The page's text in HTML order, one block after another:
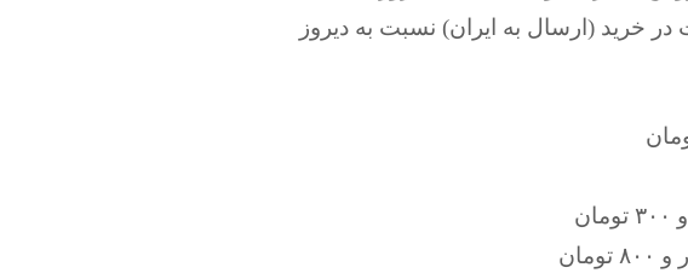
در خرید (ارسال به ایران) نسبت به دیروز